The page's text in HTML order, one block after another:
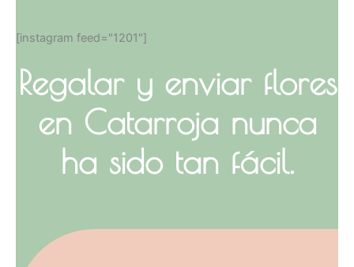
[instagram feed="1201"]
Regalar y enviar flores
en Catarroja nunca
ha sido tan fácil.